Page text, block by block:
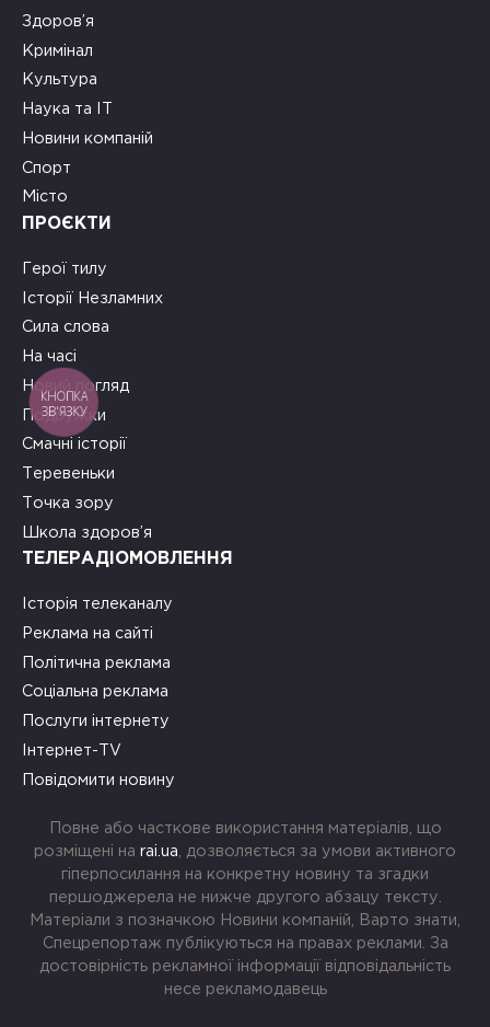
Здоров’я
Кримінал
Культура
Наука та ІТ
Новини компаній
Спорт
Місто
ПРОЄКТИ
Герої тилу
Історії Незламних
Сила слова
На часі
Новий погляд
Подружки
Смачні історії
Теревеньки
Точка зору
Школа здоров’я
ТЕЛЕРАДІОМОВЛЕННЯ
Історія телеканалу
Реклама на сайті
Політична реклама
Соціальна реклама
Послуги інтернету
Інтернет-TV
Повідомити новину
Повне або часткове використання матеріалів, що
розміщені на rai.ua , дозволяється за умови активного
гіперпосилання на конкретну новину та згадки
першоджерела не нижче другого абзацу тексту.
Матеріали з позначкою Новини компаній, Варто знати,
Спецрепортаж публікуються на правах реклами. За
достовірність рекламної інформації відповідальність
несе рекламодавець
КНОПКА
ЗВ'ЯЗКУ